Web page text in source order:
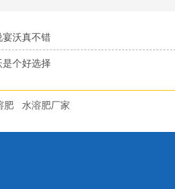
沃真不错
个好选择
肥 水溶肥厂家